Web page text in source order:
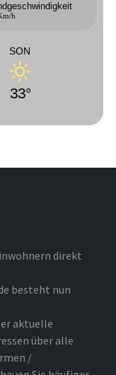
h
SON
33°
direkt
besteht nun
aktuelle
über alle
/